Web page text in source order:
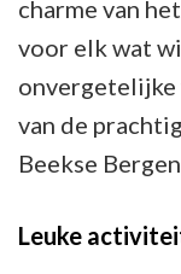
charme van
voor elk wat
van de
Beekse
Leuke